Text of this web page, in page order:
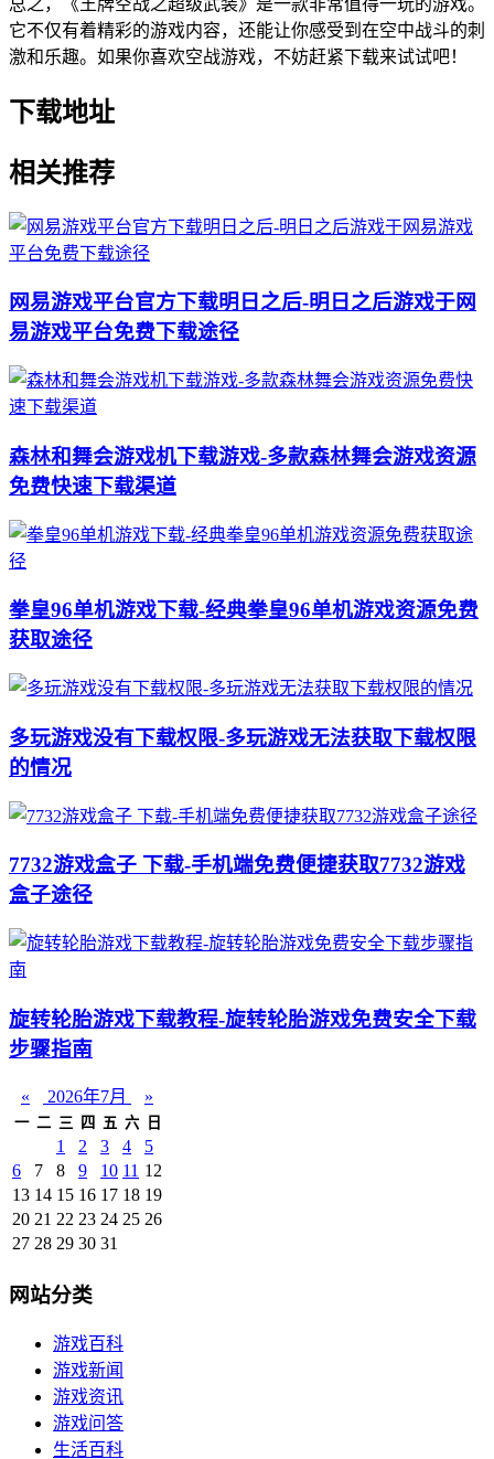
总之，《王牌空战之超级武装》是一款非常值得一玩的游戏。
它不仅有着精彩的游戏内容，还能让你感受到在空中战斗的刺
激和乐趣。如果你喜欢空战游戏，不妨赶紧下载来试试吧！
下载地址
相关推荐
网易游戏平台官方下载明日之后-明日之后游戏于网
易游戏平台免费下载途径
森林和舞会游戏机下载游戏-多款森林舞会游戏资源
免费快速下载渠道
拳皇96单机游戏下载-经典拳皇96单机游戏资源免费
获取途径
多玩游戏没有下载权限-多玩游戏无法获取下载权限
的情况
7732游戏盒子 下载-手机端免费便捷获取7732游戏
盒子途径
旋转轮胎游戏下载教程-旋转轮胎游戏免费安全下载
步骤指南
« 2026年7月 »
一 二 三 四 五 六 日
1 2 3 4
5
6
7 8 9 10 11 12
13 14 15 16 17 18 19
20 21 22 23 24 25 26
27 28 29 30 31
网站分类
游戏百科
游戏新闻
游戏资讯
游戏问答
生活百科